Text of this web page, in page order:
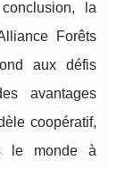
la
Forêts
aux défis
avantages
coopératif,
le monde à